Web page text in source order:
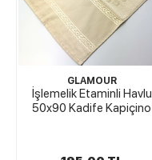
GLAMOUR
İşlemelik Etaminli Havlu
50x90 Kadife Kapiçino